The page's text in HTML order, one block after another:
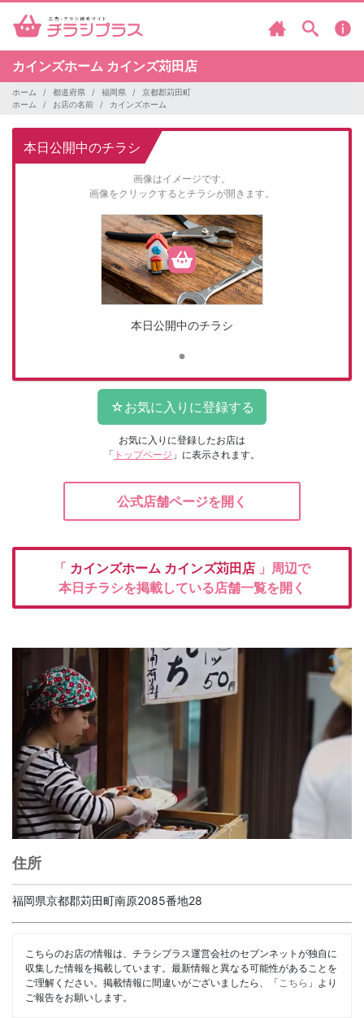
カインズホーム カインズ苅田店
ホーム 都道府県 福岡県
京都郡苅田町
ホーム
お店の名前 カインズホーム
本日公開中のチラシ
画像はイメージです。
画像をクリックするとチラシが開きます。
本日公開中のチラシ
お気に入りに登録したお店は
「 トップページ 」に表示されます。
公式店舗ページを開く
「 カインズホーム カインズ苅田店 」周辺で
本日チラシを掲載している店舗一覧を開く
住所
福岡県京都郡苅田町南原2085番地28
こちらのお店の情報は、チラシプラス運営会社のセブンネットが独自に
収集した情報を掲載しています。最新情報と異なる可能性があることを
ご理解ください。掲載情報に間違いがございましたら、「 こちら 」より
ご報告をお願いします。